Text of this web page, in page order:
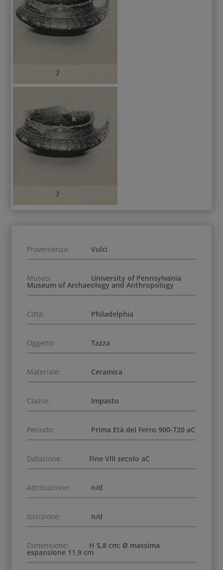
Provenienza: Vulci
Museo: University of Pennsylvania
Museum of Archaeology and Anthropology
Città: Philadelphia
Oggetto: Tazza
Materiale: Ceramica
Classe: Impasto
Periodo: Prima Età del Ferro 900-720 aC
Datazione: Fine VIII secolo aC
Attribuzione: n/d
Iscrizione: n/d
Dimensione: H 5,8 cm; Ø massima
espansione 11,9 cm